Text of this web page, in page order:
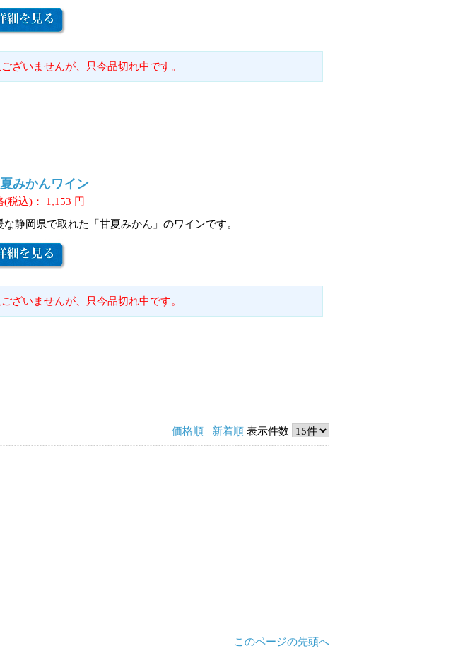
ざいませんが、只今品切れ中です。
みかんワイン
(税込)： 1,153 円
な静岡県で取れた「甘夏みかん」のワインです。
ざいませんが、只今品切れ中です。
価格順 新着順 表示件数
このページの先頭へ